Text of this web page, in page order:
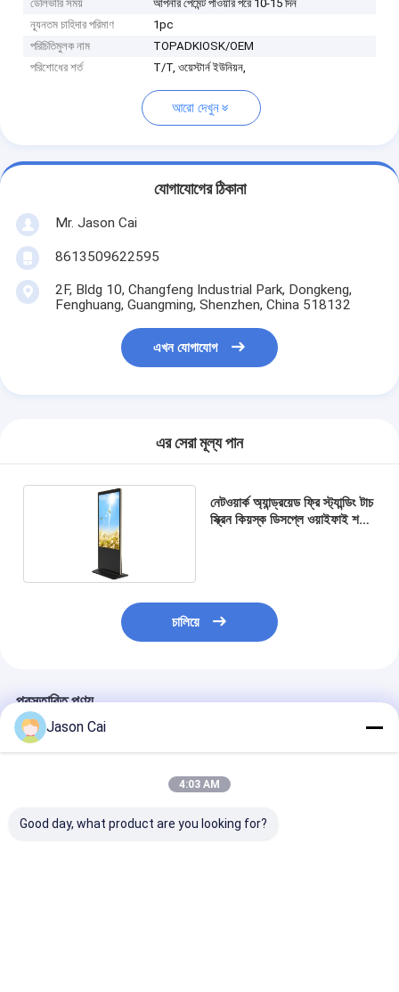
ডেলিভারি সময়
আপনার পেমেন্ট পাওয়ার পরে 10-15 দিন
ন্যূনতম চাহিদার পরিমাণ
1pc
পরিচিতিমুলক নাম
TOPADKIOSK/OEM
পরিশোধের শর্ত
T/T, ওয়েস্টার্ন ইউনিয়ন,
আরো দেখুন
যোগাযোগের ঠিকানা
Mr. Jason Cai
8613509622595
2F, Bldg 10, Changfeng Industrial Park, Dongkeng,
Fenghuang, Guangming, Shenzhen, China 518132
এখন যোগাযোগ
এর সেরা মূল্য পান
নেটওয়ার্ক অ্যান্ড্রয়েড ফ্রি স্ট্যান্ডিং টাচ
স্ক্রিন কিয়স্ক ডিসপ্লে ওয়াইফাই শপিং
চালিয়ে
প্রস্তাবিত পণ্য
Jason Cai
4:03 AM
Good day, what product are you looking for?